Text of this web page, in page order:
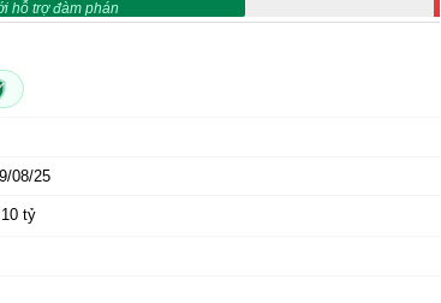
hỗ trợ đàm phán
08/25
tỷ